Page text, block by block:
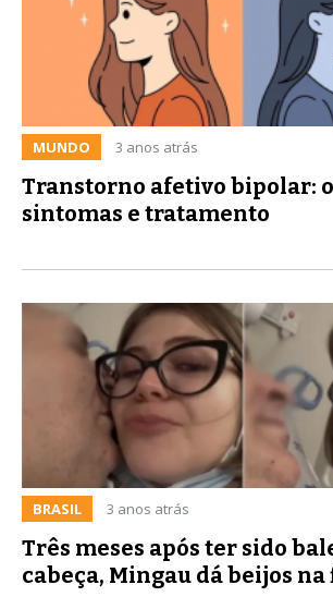
MUNDO 3 anos atrás
Transtorno afetivo bipolar: o
sintomas e tratamento
BRASIL 3 anos atrás
Três meses após ter sido
cabeça, Mingau dá beijos